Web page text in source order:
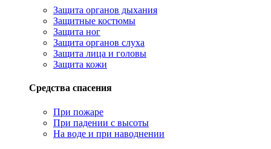
Защита органов дыхания
Защитные костюмы
Защита ног
Защита органов слуха
Защита лица и головы
Защита кожи
Средства спасения
При пожаре
При падении с высоты
На воде и при наводнении